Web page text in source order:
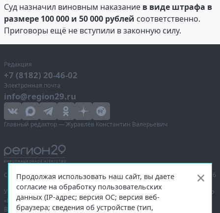
Суд назначил виновным наказание в виде штрафа в
размере 100 000 и 50 000 рублей соответственно.
Приговоры ещё не вступили в законную силу.
Редакция
+7 (8182) 20-46-02
Электронная почта
info@region29.ru
Главный редактор — Журавлёв Константин Валерьевич
Сетевое издание «Информационное агентство Регион 29»,
© 2016–2026
Учредитель — общество с ограниченной ответственностью «Агентство
«Правда Севера».
Выписка из реестра зарегистрированных средств массовой
Продолжая использовать наш сайт, вы даете
согласие на обработку пользовательских
данных (IP-адрес; версия ОС; версия веб-
браузера; сведения об устройстве (тип,